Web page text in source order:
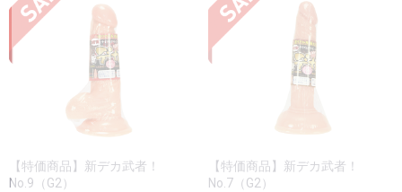
【特価商品】新デカ武者！
No.9（G2）
【特価商品】新デカ武者！
No.7（G2）